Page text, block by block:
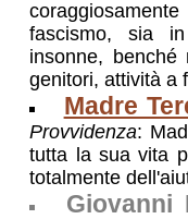
fascismo, sia
insonne,
genitori, attività a
Madre
Provvidenza:
tutta la sua vita
totalmente
Giovanni